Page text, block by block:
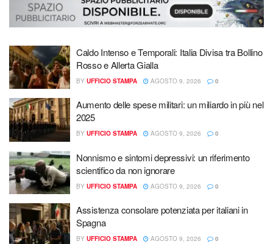
Caldo Intenso e Temporali: Italia Divisa tra Bollino
Rosso e Allerta Gialla
BY UFFICIO STAMPA AGOSTO 9, 2026 0
Aumento delle spese militari: un miliardo in più nel
2025
BY UFFICIO STAMPA AGOSTO 9, 2026 0
Nonnismo e sintomi depressivi: un riferimento
scientifico da non ignorare
BY UFFICIO STAMPA AGOSTO 9, 2026 0
Assistenza consolare potenziata per italiani in
Spagna
BY UFFICIO STAMPA AGOSTO 9, 2026 0